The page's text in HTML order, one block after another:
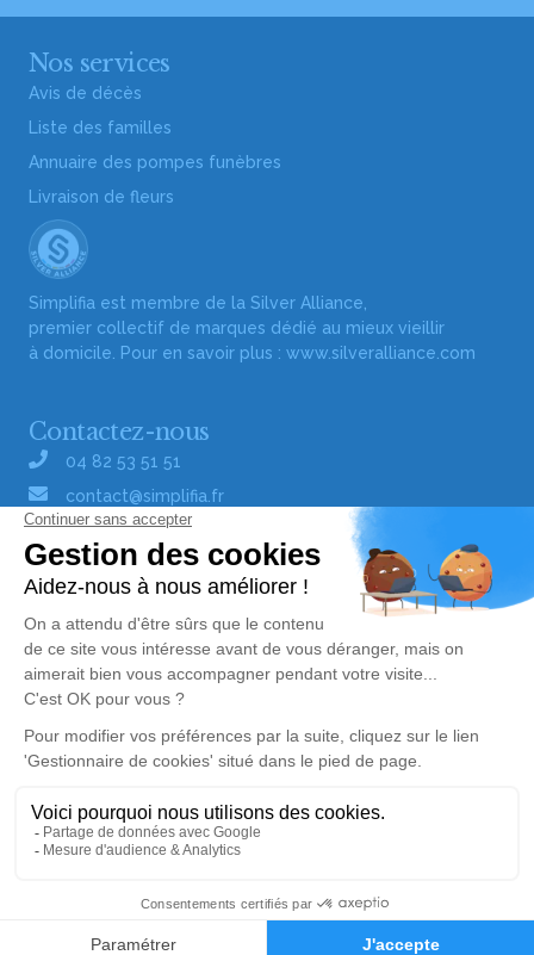
Alerte décès
Nos services
Avis de décès
Liste des familles
Annuaire des pompes funèbres
Livraison de fleurs
Simplifia est membre de la Silver Alliance,
premier collectif de marques dédié au mieux vieillir
à domicile. Pour en savoir plus : www.silveralliance.com
Contactez-nous
04 82 53 51 51
contact@simplifia.fr
Réseaux sociaux
Liens utiles
Publier un avis de décès
Signaler un abus/une erreur
Consultez nos offres d'emploi
Politique de traitement des données
Mentions légales